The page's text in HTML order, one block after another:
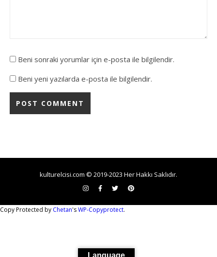
Beni sonraki yorumlar için e-posta ile bilgilendir.
Beni yeni yazılarda e-posta ile bilgilendir.
kulturelcisi.com © 2019-2023 Her Hakkı Saklıdır.
Language
Copy Protected by Chetan'sWP-Copyprotect.